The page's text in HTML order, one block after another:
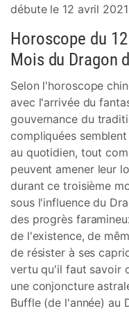
débute le 12 avril
Horoscope du
Mois du Dragon
Selon l'horoscope
avec l'arrivée du
gouvernance du
compliquées
au quotidien, tout
peuvent amener leur
durant ce troisième
sous l'influence du
des progrès
de l'existence, de
de résister à ses
vertu qu'il faut savoir
une conjoncture
Buffle (de l'année) au